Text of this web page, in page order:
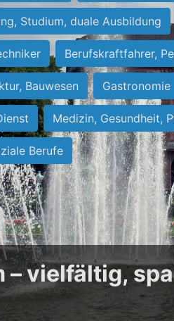
Studium, duale Ausbildung
Berufskraftfahrer,
Bauwesen Gastronomie
Medizin, Gesundheit,
Berufe
– vielfältig,